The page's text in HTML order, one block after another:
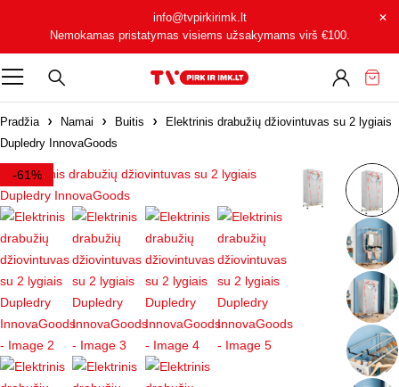
info@tvpirkirimk.lt
Nemokamas pristatymas visiems užsakymams virš €100.
Pradžia Namai Buitis
Elektrinis drabužių džiovintuvas su 2 lygiais
Dupledry InnovaGoods
-61%